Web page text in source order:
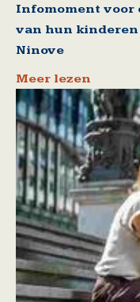
Infomoment voor
van hun
Ninove
Meer lezen